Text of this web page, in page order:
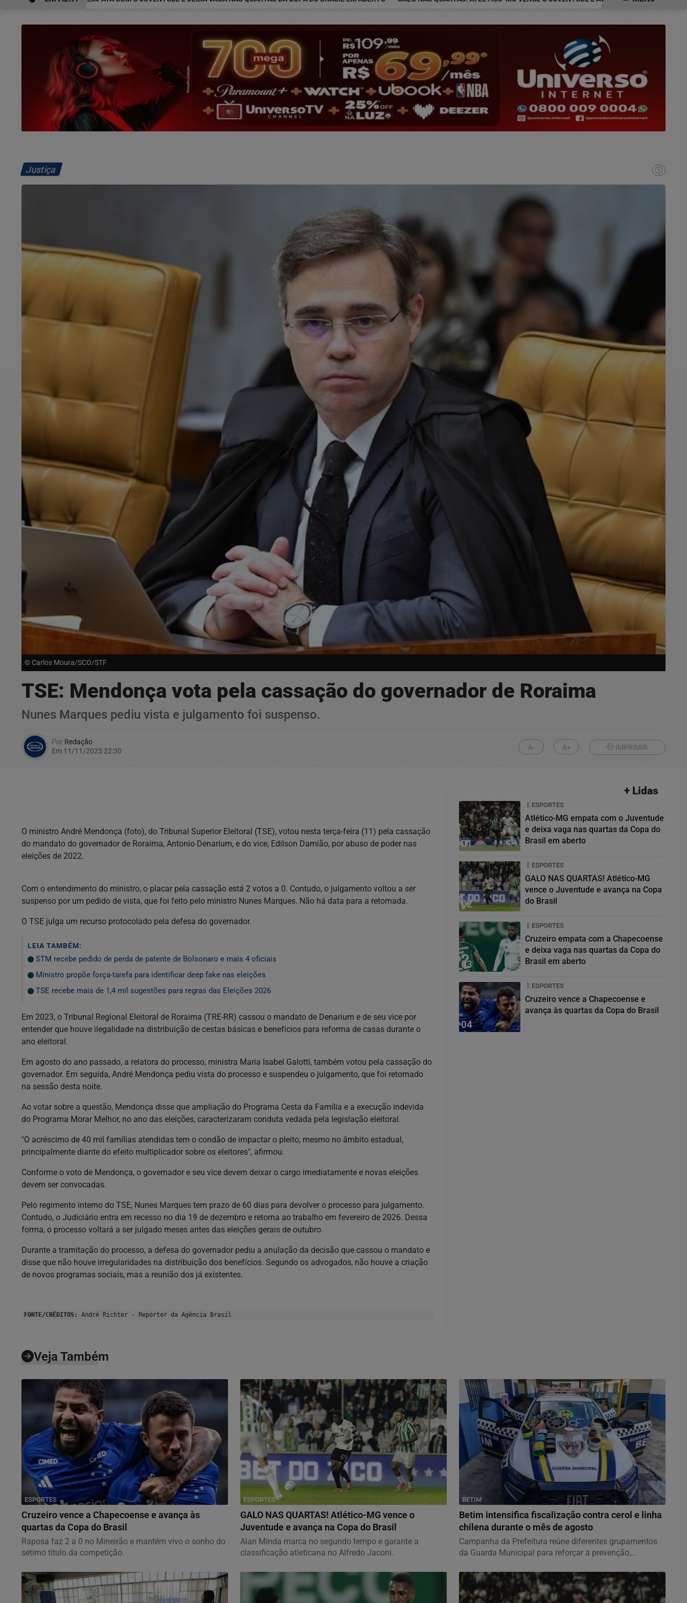
Justiça
© Carlos Moura/SCO/STF
TSE: Mendonça vota pela cassação do governador de Roraima
Nunes Marques pediu vista e julgamento foi suspenso.
Por Redação
Em 11/11/2025 22:30
A- A+ IMPRIMIR
O ministro André Mendonça (foto), do Tribunal Superior Eleitoral (TSE), votou nesta terça-feira (11) pela cassação
do mandato do governador de Roraima, Antonio Denarium, e do vice, Edilson Damião, por abuso de poder nas
eleições de 2022.
Com o entendimento do ministro, o placar pela cassação está 2 votos a 0. Contudo, o julgamento voltou a ser
suspenso por um pedido de vista, que foi feito pelo ministro Nunes Marques. Não há data para a retomada.
O TSE julga um recurso protocolado pela defesa do governador.
LEIA TAMBÉM:
STM recebe pedido de perda de patente de Bolsonaro e mais 4 oficiais
Ministro propõe força-tarefa para identificar deep fake nas eleições
TSE recebe mais de 1,4 mil sugestões para regras das Eleições 2026
Em 2023, o Tribunal Regional Eleitoral de Roraima (TRE-RR) cassou o mandato de Denarium e de seu vice por
entender que houve ilegalidade na distribuição de cestas básicas e benefícios para reforma de casas durante o
ano eleitoral.
Em agosto do ano passado, a relatora do processo, ministra Maria Isabel Galotti, também votou pela cassação do
governador. Em seguida, André Mendonça pediu vista do processo e suspendeu o julgamento, que foi retomado
na sessão desta noite.
Ao votar sobre a questão, Mendonça disse que ampliação do Programa Cesta da Família e a execução indevida
do Programa Morar Melhor, no ano das eleições, caracterizaram conduta vedada pela legislação eleitoral.
"O acréscimo de 40 mil famílias atendidas tem o condão de impactar o pleito, mesmo no âmbito estadual,
principalmente diante do efeito multiplicador sobre os eleitores", afirmou.
Conforme o voto de Mendonça, o governador e seu vice devem deixar o cargo imediatamente e novas eleições
devem ser convocadas.
Pelo regimento interno do TSE, Nunes Marques tem prazo de 60 dias para devolver o processo para julgamento.
Contudo, o Judiciário entra em recesso no dia 19 de dezembro e retorna ao trabalho em fevereiro de 2026. Dessa
forma, o processo voltará a ser julgado meses antes das eleições gerais de outubro.
Durante a tramitação do processo, a defesa do governador pediu a anulação da decisão que cassou o mandato e
disse que não houve irregularidades na distribuição dos benefícios. Segundo os advogados, não houve a criação
de novos programas sociais, mas a reunião dos já existentes.
FONTE/CRÉDITOS: André Richter - Repórter da Agência Brasil
+ Lidas
01
ESPORTES
Atlético-MG empata com o Juventude
e deixa vaga nas quartas da Copa do
Brasil em aberto
02
ESPORTES
GALO NAS QUARTAS! Atlético-MG
vence o Juventude e avança na Copa
do Brasil
03
ESPORTES
Cruzeiro empata com a Chapecoense
e deixa vaga nas quartas da Copa do
Brasil em aberto
04
ESPORTES
Cruzeiro vence a Chapecoense e
avança às quartas da Copa do Brasil
Veja Também
ESPORTES
Cruzeiro vence a Chapecoense e avança às
quartas da Copa do Brasil
Raposa faz 2 a 0 no Mineirão e mantém vivo o sonho do
sétimo título da competição.
ESPORTES
GALO NAS QUARTAS! Atlético-MG vence o
Juventude e avança na Copa do Brasil
Alan Minda marca no segundo tempo e garante a
classificação atleticana no Alfredo Jaconi.
BETIM
Betim intensifica fiscalização contra cerol e linha
chilena durante o mês de agosto
Campanha da Prefeitura reúne diferentes grupamentos
da Guarda Municipal para reforçar a prevenção,...